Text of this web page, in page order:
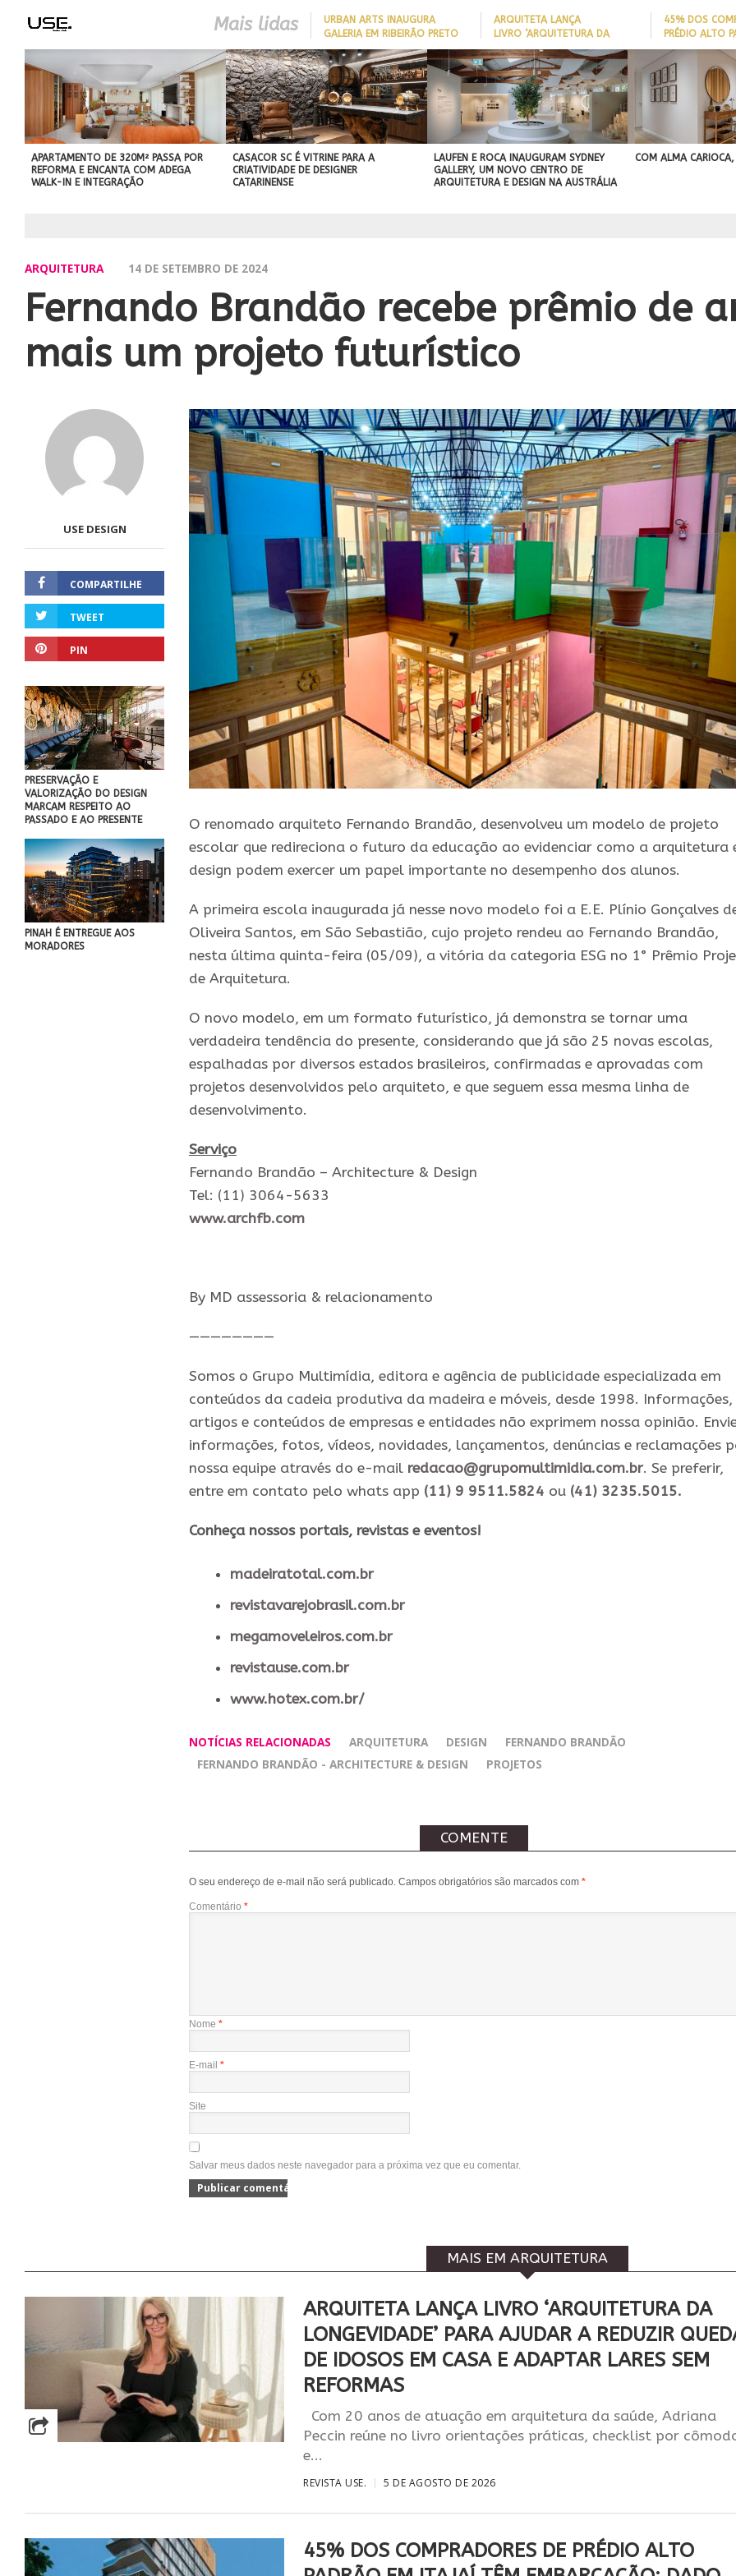
Mais lidas
​URBAN ARTS INAUGURA
GALERIA EM RIBEIRÃO PRETO
ARQUITETA LANÇA
LIVRO ‘ARQUITETURA DA
LONGEVIDADE’ PARA AJUDAR A
REDUZIR QUEDAS DE IDOSOS
EM CASA E ADAPTAR LARES
SEM REFORMAS
45% DOS
PRÉDIO ALTO
ITAJAÍ TÊM
PERFIL DO
BRASILEIRO
CLOSER 23 SEGUE TENDÊNCIA
DA ARQUITETURA
CONTEMPORÂNEA PARA UNIR
SOFISTICAÇÃO, FUNCIONALIDADE
E CONFORTO
HOTEX ANUNCIA OS
VENCEDORES DO PRÊMIO
MAIORES NOMES DA
HOTELARIA 2026
APARTAMENTO DE 320M² PASSA POR
REFORMA E ENCANTA COM ADEGA
WALK-IN E INTEGRAÇÃO
CASACOR SC É VITRINE PARA A
CRIATIVIDADE DE DESIGNER
CATARINENSE
LAUFEN E ROCA INAUGURAM SYDNEY
GALLERY, UM NOVO CENTRO DE
ARQUITETURA E DESIGN NA AUSTRÁLIA
COM ALMA CARIOCA,
ARQUITETURA 14 DE SETEMBRO DE 2024
Fernando Brandão recebe prêmio de
mais um projeto futurístico
USE DESIGN
COMPARTILHE
TWEET
PIN
PRESERVAÇÃO E
VALORIZAÇÃO DO DESIGN
MARCAM RESPEITO AO
PASSADO E AO PRESENTE
PINAH É ENTREGUE AOS
MORADORES
O renomado arquiteto Fernando Brandão, desenvolveu um modelo de projeto
escolar que redireciona o futuro da educação ao evidenciar como a arquitetura
design podem exercer um papel importante no desempenho dos alunos.
A primeira escola inaugurada já nesse novo modelo foi a E.E. Plínio Gonçalves
Oliveira Santos, em São Sebastião, cujo projeto rendeu ao Fernando Brandão,
nesta última quinta-feira (05/09), a vitória da categoria ESG no 1° Prêmio
de Arquitetura.
O novo modelo, em um formato futurístico, já demonstra se tornar uma
verdadeira tendência do presente, considerando que já são 25 novas escolas,
espalhadas por diversos estados brasileiros, confirmadas e aprovadas com
projetos desenvolvidos pelo arquiteto, e que seguem essa mesma linha de
desenvolvimento.
Serviço
Fernando Brandão – Architecture & Design
Tel: (11) 3064-5633
www.archfb.com
By MD assessoria & relacionamento
————————
Somos o Grupo Multimídia, editora e agência de publicidade especializada em
conteúdos da cadeia produtiva da madeira e móveis, desde 1998. Informações,
artigos e conteúdos de empresas e entidades não exprimem nossa opinião.
informações, fotos, vídeos, novidades, lançamentos, denúncias e reclamações
nossa equipe através do e-mail redacao@grupomultimidia.com.br. Se preferir,
entre em contato pelo whats app (11) 9 9511.5824 ou (41) 3235.5015.
​Conheça nossos ​portais, revistas e eventos​!
madeiratotal.com.br
revistavarejobrasil.com.br
megamoveleiros.com.br
revistause.com.br
www.hotex.com.br/
NOTÍCIAS RELACIONADAS ARQUITETURA DESIGN
FERNANDO BRANDÃO
FERNANDO BRANDÃO - ARCHITECTURE & DESIGN
PROJETOS
COMENTE
O seu endereço de e-mail não será publicado. Campos obrigatórios são marcados com *
Comentário *
Nome *
E-mail *
Site
Salvar meus dados neste navegador para a próxima vez que eu comentar.
MAIS EM ARQUITETURA
ARQUITETA LANÇA LIVRO ‘ARQUITETURA DA
LONGEVIDADE’ PARA AJUDAR A REDUZIR
DE IDOSOS EM CASA E ADAPTAR LARES SEM
REFORMAS
Com 20 anos de atuação em arquitetura da saúde, Adriana
Peccin reúne no livro orientações práticas, checklist por
e...
REVISTA USE. 5 DE AGOSTO DE 2026
45% DOS COMPRADORES DE PRÉDIO ALTO